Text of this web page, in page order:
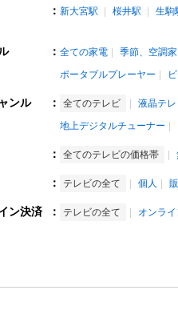
： 新大宮駅 桜井駅 生駒
： 全ての家電 季節、空調
ポータブルプレーヤー
ンル ： 全てのテレビ 液晶テ
地上デジタルチューナー
： 全てのテレビの価格帯
： テレビの全て 個人
ン決済 ： テレビの全て オンラ